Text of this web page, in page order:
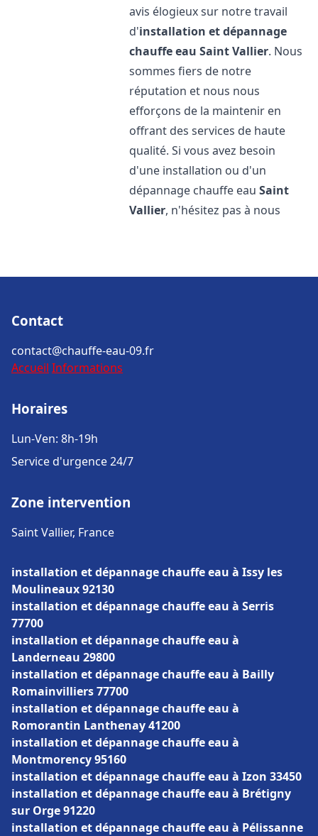
avis élogieux sur notre travail
d'installation et dépannage
chauffe eau Saint Vallier. Nous
sommes fiers de notre
réputation et nous nous
efforçons de la maintenir en
offrant des services de haute
qualité. Si vous avez besoin
d'une installation ou d'un
dépannage chauffe eauSaint
Vallier, n'hésitez pas à nous
Contact
contact@chauffe-eau-09.fr
Accueil Informations
Horaires
Lun-Ven: 8h-19h
Service d'urgence 24/7
Zone intervention
Saint Vallier, France
installation et dépannage chauffe eau à Issy les
Moulineaux 92130
installation et dépannage chauffe eau à Serris
77700
installation et dépannage chauffe eau à
Landerneau 29800
installation et dépannage chauffe eau à Bailly
Romainvilliers 77700
installation et dépannage chauffe eau à
Romorantin Lanthenay 41200
installation et dépannage chauffe eau à
Montmorency 95160
installation et dépannage chauffe eau à Izon 33450
installation et dépannage chauffe eau à Brétigny
sur Orge 91220
installation et dépannage chauffe eau à Pélissanne